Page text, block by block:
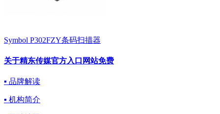
Symbol P302FZY条码扫描器
关于精东传媒官方入口网站免费
▪ 品牌解读
▪ 机构简介